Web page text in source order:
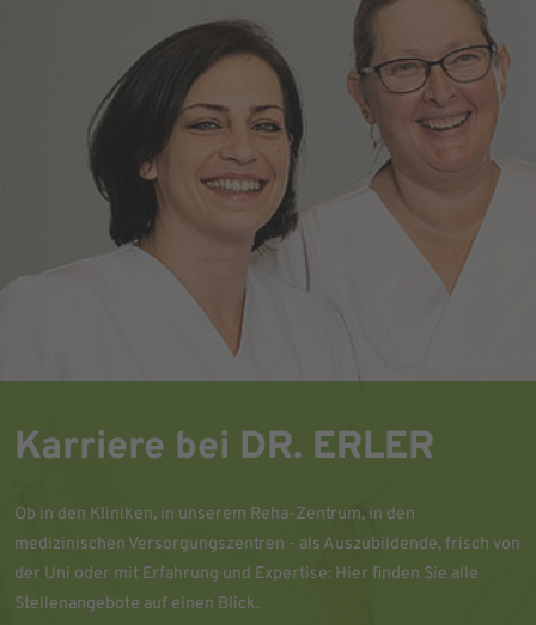
Karriere bei DR. ERLER
Ob in den Kliniken, in unserem Reha-Zentrum, in den
medizinischen Versorgungszentren - als Auszubildende, frisch von
der Uni oder mit Erfahrung und Expertise: Hier finden Sie alle
Stellenangebote auf einen Blick.